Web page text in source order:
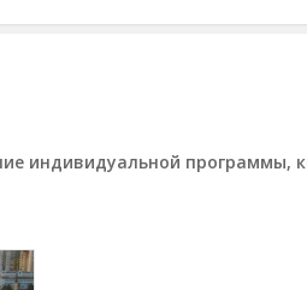
индивидуальной программы,